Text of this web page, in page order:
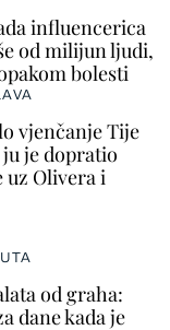
influencerica
od milijun ljudi,
bolesti
vjenčanje Tije
je dopratio
uz Olivera i
od graha:
dane kada je